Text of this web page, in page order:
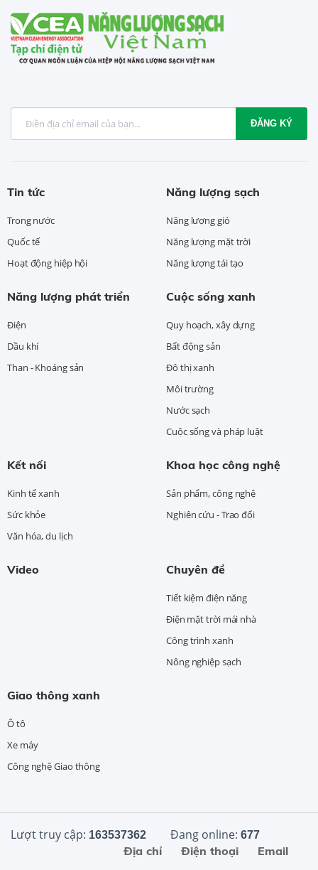
ĐĂNG KÝ
Tin tức
Trong nước
Quốc tế
Hoạt động hiệp hội
Năng lượng sạch
Năng lượng gió
Năng lượng mặt trời
Năng lượng tái tạo
Năng lượng phát triển
Điện
Dầu khí
Than - Khoáng sản
Cuộc sống xanh
Quy hoạch, xây dựng
Bất động sản
Đô thị xanh
Môi trường
Nước sạch
Cuộc sống và pháp luật
Kết nối
Kinh tế xanh
Sức khỏe
Văn hóa, du lịch
Khoa học công nghệ
Sản phẩm, công nghệ
Nghiên cứu - Trao đổi
Video Chuyên đề
Tiết kiệm điện năng
Điện mặt trời mái nhà
Công trình xanh
Nông nghiệp sạch
Giao thông xanh
Ô tô
Xe máy
Công nghệ Giao thông
Lượt truy cập: 163537362 Đang online: 677
Email
Điện thoại
Địa chỉ